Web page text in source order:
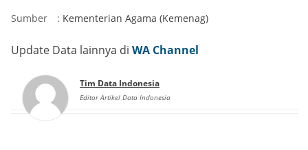
Sumber : Kementerian Agama (Kemenag)
Update Data lainnya di WA Channel
Tim Data Indonesia
Editor Artikel Data Indonesia